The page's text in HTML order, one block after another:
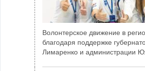
Волонтерское движение в
благодаря поддержке
Лимаренко и администрации